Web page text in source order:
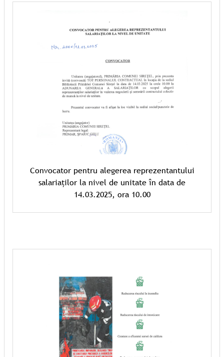
Convocator pentru alegerea reprezentantului
salariaților la nivel de unitate în data de
14.03.2025, ora 10.00